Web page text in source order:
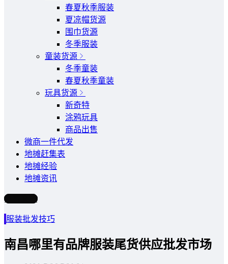
春夏秋季服装
夏凉帽货源
围巾货源
冬季服装
童装货源
冬季童装
春夏秋季童装
玩具货源
新奇特
涂鸦玩具
商品出售
微商一件代发
地摊赶集表
地摊经验
地摊资讯
写文章
服装批发技巧
南昌哪里有品牌服装尾货供应批发市场